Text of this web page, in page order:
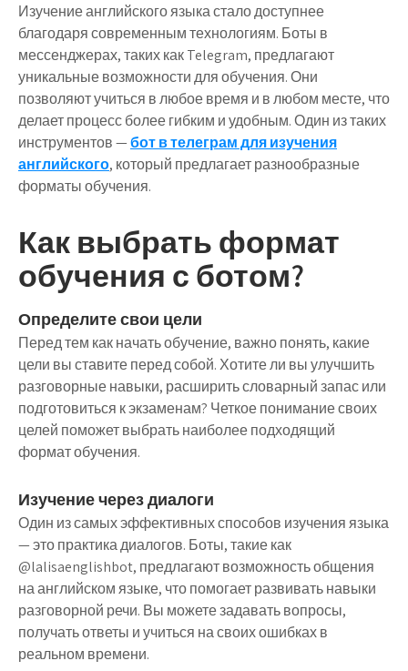
Изучение английского языка стало доступнее
благодаря современным технологиям. Боты в
мессенджерах, таких как Telegram, предлагают
уникальные возможности для обучения. Они
позволяют учиться в любое время и в любом месте, что
делает процесс более гибким и удобным. Один из таких
инструментов —бот в телеграм для изучения
английского, который предлагает разнообразные
форматы обучения.
Как выбрать формат
обучения с ботом?
Определите свои цели
Перед тем как начать обучение, важно понять, какие
цели вы ставите перед собой. Хотите ли вы улучшить
разговорные навыки, расширить словарный запас или
подготовиться к экзаменам? Четкое понимание своих
целей поможет выбрать наиболее подходящий
формат обучения.
Изучение через диалоги
Один из самых эффективных способов изучения языка
— это практика диалогов. Боты, такие как
@lalisaenglishbot, предлагают возможность общения
на английском языке, что помогает развивать навыки
разговорной речи. Вы можете задавать вопросы,
получать ответы и учиться на своих ошибках в
реальном времени.